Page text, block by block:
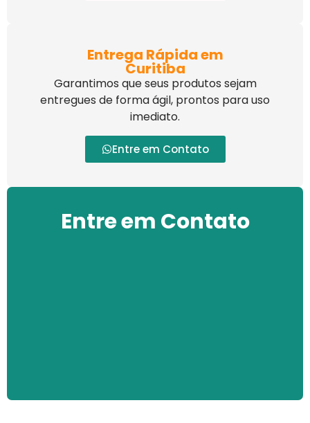
Entrega Rápida em
Curitiba
Garantimos que seus produtos sejam
entregues de forma ágil, prontos para uso
imediato.
Entre em Contato
Entre em Contato